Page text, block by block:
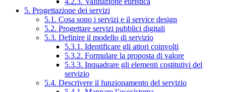
5. Progettazione dei servizi
5.1. Cosa sono i servizi e il service design
5.2. Progettare servizi pubblici digitali
5.3. Definire il modello di servizio
5.3.1. Identificare gli attori coinvolti
5.3.2. Formulare la proposta di valore
5.3.3. Inquadrare gli elementi costitutivi del
servizio
5.4. Descrivere il funzionamento del servizio